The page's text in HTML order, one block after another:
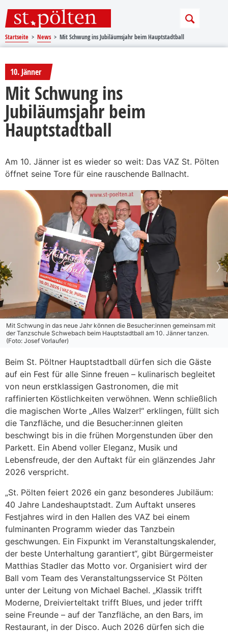
Startseite News Mit Schwung ins Jubiläumsjahr beim Hauptstadtball
10. Jänner
Mit Schwung ins
Jubiläumsjahr beim
Hauptstadtball
Am 10. Jänner ist es wieder so weit: Das VAZ St. Pölten
öffnet seine Tore für eine rauschende Ballnacht.
Mit Schwung in das neue Jahr können die Besucher:innen gemeinsam mit
der Tanzschule Schwebach beim Hauptstadtball am 10. Jänner tanzen.
(Foto: Josef Vorlaufer)
Beim St. Pöltner Hauptstadtball dürfen sich die Gäste
auf ein Fest für alle Sinne freuen – kulinarisch begleitet
von neun erstklassigen Gastronomen, die mit
raffinierten Köstlichkeiten verwöhnen. Wenn schließlich
die magischen Worte „Alles Walzer!“ erklingen, füllt sich
die Tanzfläche, und die Besucher:innen gleiten
beschwingt bis in die frühen Morgenstunden über den
Parkett. Ein Abend voller Eleganz, Musik und
Lebensfreude, der den Auftakt für ein glänzendes Jahr
2026 verspricht.
„St. Pölten feiert 2026 ein ganz besonderes Jubiläum:
40 Jahre Landeshauptstadt. Zum Auftakt unseres
Festjahres wird in den Hallen des VAZ bei einem
fulminanten Programm wieder das Tanzbein
geschwungen. Ein Fixpunkt im Veranstaltungskalender,
der beste Unterhaltung garantiert“, gibt Bürgermeister
Matthias Stadler das Motto vor. Organisiert wird der
Ball vom Team des Veranstaltungsservice St Pölten
unter der Leitung von Michael Bachel. „Klassik trifft
Moderne, Dreivierteltakt trifft Blues, und jeder trifft
seine Freunde – auf der Tanzfläche, an den Bars, im
Restaurant, in der Disco. Auch 2026 dürfen sich die